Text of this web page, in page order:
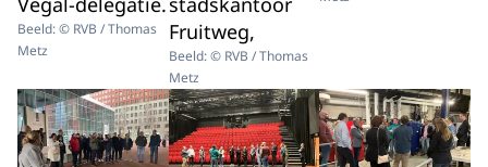
Beeld: © RVB / Thomas
Metz
Fruitweg,
Beeld: © RVB / Thomas
Metz